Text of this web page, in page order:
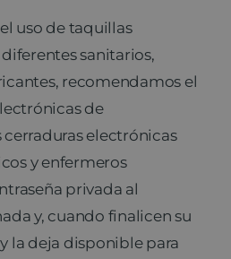
uso de taquillas
sanitarios,
recomendamos el
de
electrónicas
y enfermeros
privada al
y, cuando finalicen su
la deja disponible para